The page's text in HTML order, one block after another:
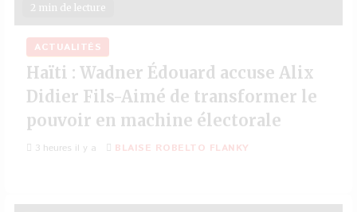
2 min de lecture
ACTUALITÉS
Haïti : Wadner Édouard accuse Alix
Didier Fils-Aimé de transformer le
pouvoir en machine électorale
3 heures il y a BLAISE ROBELTO FLANKY